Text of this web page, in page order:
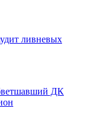
ливневых
ДК